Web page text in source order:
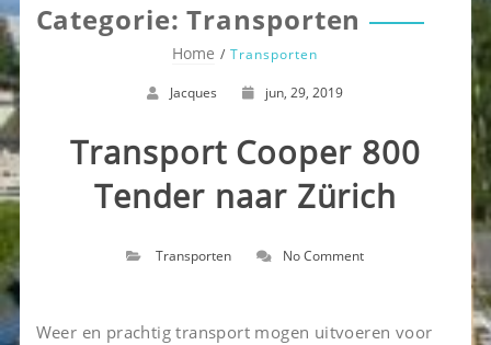
Categorie:Transporten
Home Transporten
Jacques jun, 29, 2019
Transport Cooper 800
Tender naar Zürich
Transporten No Comment
Weer en prachtig transport mogen uitvoeren voor